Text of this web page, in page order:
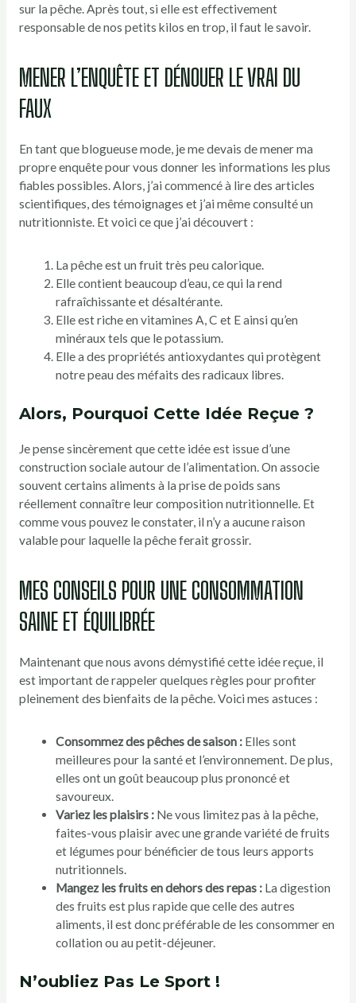
sur la pêche. Après tout, si elle est effectivement
responsable de nos petits kilos en trop, il faut le savoir.
MENER L’ENQUÊTE ET DÉNOUER LE VRAI DU
FAUX
En tant que blogueuse mode, je me devais de mener ma
propre enquête pour vous donner les informations les plus
fiables possibles. Alors, j’ai commencé à lire des articles
scientifiques, des témoignages et j’ai même consulté un
nutritionniste. Et voici ce que j’ai découvert :
La pêche est un fruit très peu calorique.
Elle contient beaucoup d’eau, ce qui la rend
rafraîchissante et désaltérante.
Elle est riche en vitamines A, C et E ainsi qu’en
minéraux tels que le potassium.
Elle a des propriétés antioxydantes qui protègent
notre peau des méfaits des radicaux libres.
Alors, Pourquoi Cette Idée Reçue ?
Je pense sincèrement que cette idée est issue d’une
construction sociale autour de l’alimentation. On associe
souvent certains aliments à la prise de poids sans
réellement connaître leur composition nutritionnelle. Et
comme vous pouvez le constater, il n’y a aucune raison
valable pour laquelle la pêche ferait grossir.
MES CONSEILS POUR UNE CONSOMMATION
SAINE ET ÉQUILIBRÉE
Maintenant que nous avons démystifié cette idée reçue, il
est important de rappeler quelques règles pour profiter
pleinement des bienfaits de la pêche. Voici mes astuces :
Consommez des pêches de saison : Elles sont
meilleures pour la santé et l’environnement. De plus,
elles ont un goût beaucoup plus prononcé et
savoureux.
Variez les plaisirs : Ne vous limitez pas à la pêche,
faites-vous plaisir avec une grande variété de fruits
et légumes pour bénéficier de tous leurs apports
nutritionnels.
Mangez les fruits en dehors des repas : La digestion
des fruits est plus rapide que celle des autres
aliments, il est donc préférable de les consommer en
collation ou au petit-déjeuner.
N’oubliez Pas Le Sport !